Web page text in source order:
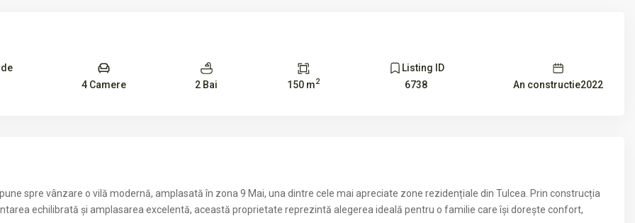
4 Camere
2 Bai 150 m2
Listing ID
6738
An constructie2022
spre vânzare o vilă modernă, amplasată în zona 9 Mai, una dintre cele mai apreciate zone rezidențiale din Tulcea. Prin construcția
echilibrată și amplasarea excelentă, această proprietate reprezintă alegerea ideală pentru o familie care își dorește confort,